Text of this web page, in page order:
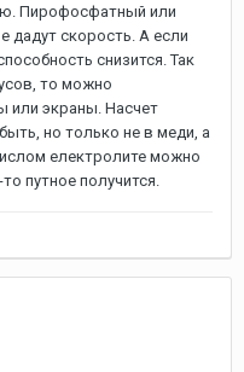
Пирофосфатный или
дадут скорость. А если
снизится. Так
то можно
или экраны. Насчет
но только не в меди, а
електролите можно
путное получится.